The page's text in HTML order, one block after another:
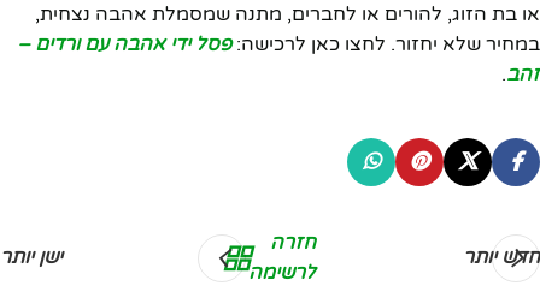
או בת הזוג, להורים או לחברים, מתנה שמסמלת אהבה נצחית,
במחיר שלא יחזור. לחצו כאן לרכישה:פסל ידי אהבה עם ורדים –
זהב.
חדש יותר
חזרה
לרשימה
ישן יותר